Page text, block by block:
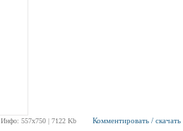
Инфо: 557х750 | 7122 Kb Комментировать / скачать